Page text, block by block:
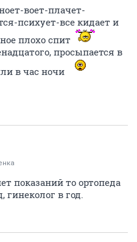
воет-плачет-
психует-все кидает и
плохо спит
просыпается в
в час ночи
показаний то ортопеда
гинеколог в год.